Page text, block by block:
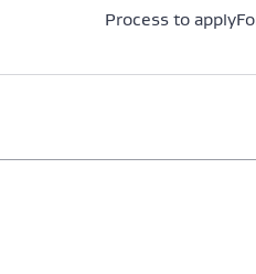
Process to apply